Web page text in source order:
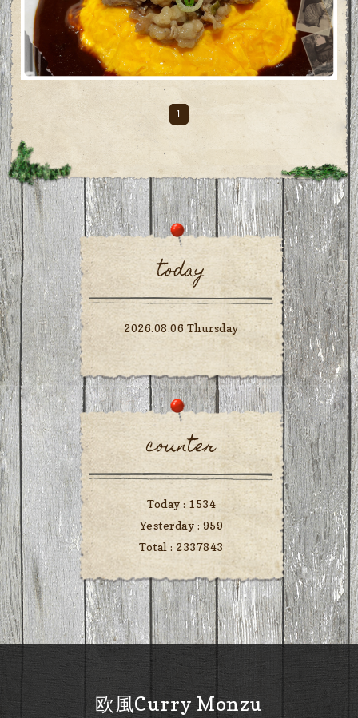
1
today
2026.08.06 Thursday
counter
Today : 1534
Yesterday : 959
Total : 2337843
欧風Curry Monzu